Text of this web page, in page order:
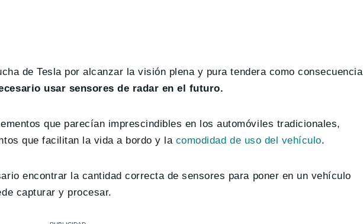
de Tesla por alcanzar la visión plena y pura tendera como consecuencia
usar sensores de radar en el futuro.
que parecían imprescindibles en los automóviles tradicionales,
que facilitan la vida a bordo y la comodidad de uso del vehículo.
encontrar la cantidad correcta de sensores para poner en un vehículo
capturar y procesar.